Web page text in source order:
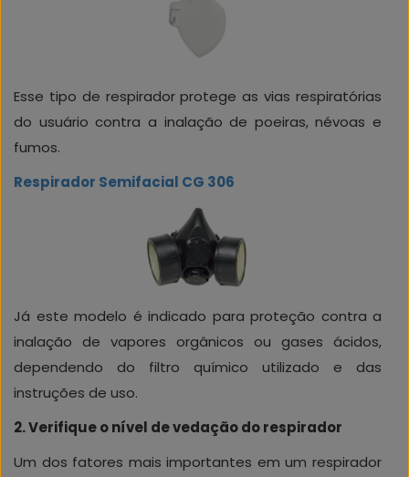
Esse tipo de respirador protege as vias respiratórias
do usuário contra a inalação de poeiras, névoas e
fumos.
Respirador Semifacial CG 306
Já este modelo é indicado para proteção contra a
inalação de vapores orgânicos ou gases ácidos,
dependendo do filtro químico utilizado e das
instruções de uso.
2. Verifique o nível de vedação do respirador
Um dos fatores mais importantes em um respirador